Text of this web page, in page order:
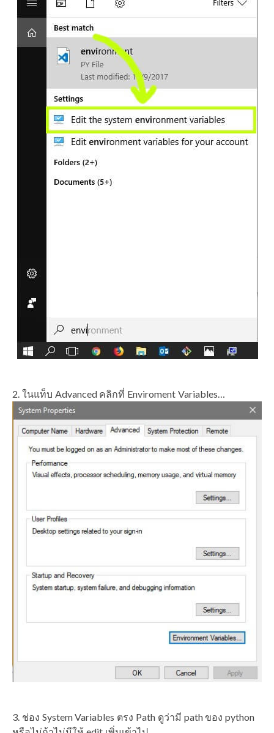
ในแท็บ Advanced คลิกที่ Enviroment Variables…
ช่อง System Variables ตรง Path ดูว่ามี path ของ python